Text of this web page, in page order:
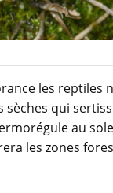
les reptiles
qui
au
les zones